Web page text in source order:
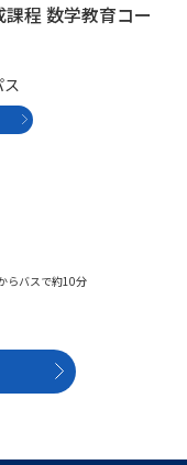
について
ル進学カタログ
内
程 数学教育コー
らバスで約10分